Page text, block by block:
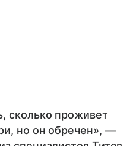
сколько проживет
но он обречен», —